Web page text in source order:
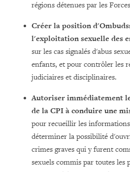
régions détenues par les
Créer la position
l'exploitation sexuelle des
sur les cas signalés d'abus
enfants, et pour contrôler les
judiciaires et disciplinaires.
Autoriser immédiatement
de la CPI à conduire une
pour recueillir les
déterminer la possibilité
crimes graves qui y furent
sexuels commis par toutes les